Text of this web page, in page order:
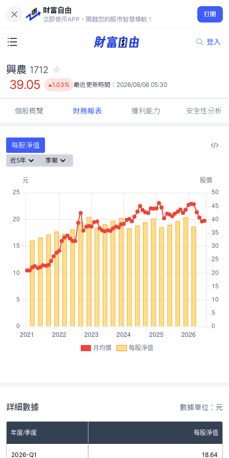
財富自由
立即使用APP，開啟您的股市智慧導航！
打開
登入
39.05
1.03%
興農 1712
39.05 1.03% 最近更新時間： 2026/08/06 05:30
個股概覽 財務報表 獲利能力 安全性分析
每股淨值
近5年 季報
月均價 每股淨值
詳細數據 數據單位：元
年度/季度 每股淨值
2026-Q1 18.64